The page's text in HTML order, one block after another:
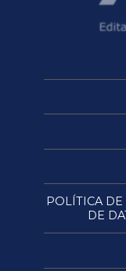
POLÍTICA
DE